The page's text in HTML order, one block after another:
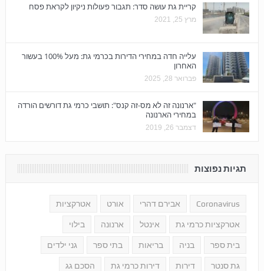
קריית גת עושה סדר: תגבור פעולות ניקיון לקראת פסח
מרץ 25, 2021
עלייה חדה במחירי הדירות בכרמי גת: מעל 100% בעשור
האחרון
פברואר 28, 2025
"ארנונה זה לא מס-זה קנס": תושבי כרמי גת דורשים הורדה
במחירי הארנונה
דצמבר 26, 2019
תגיות נפוצות
Coronavirus אבירם דהרי אורט אטרקציות
אטרקציות כרמי גת אינטל ארנונה בילוי
בית ספר בניה בריאות בתי ספר גני ילדים
גת סנטר דירות דירות כרמי גת הסכם גג